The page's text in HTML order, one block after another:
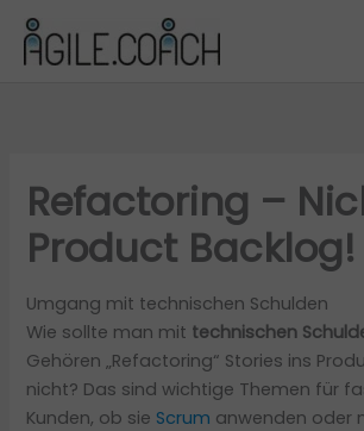
Zum
Inhalt
springen
Refactoring –
Product Backlog!
Umgang mit technischen Schulden
Wie sollte man mit technischen
Gehören „Refactoring“ Stories ins
nicht? Das sind wichtige Themen für
Kunden, ob sie Scrum anwenden oder